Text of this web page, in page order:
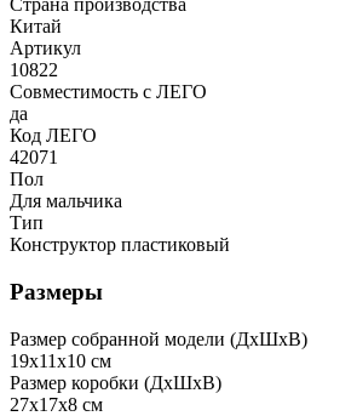
Страна производства
Китай
Артикул
10822
Совместимость с ЛЕГО
да
Код ЛЕГО
42071
Пол
Для мальчика
Тип
Конструктор пластиковый
Размеры
Размер собранной модели (ДxШxВ)
19x11x10 см
Размер коробки (ДxШxВ)
27x17x8 см